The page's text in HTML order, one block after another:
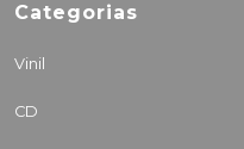
Categorias
Vinil
CD